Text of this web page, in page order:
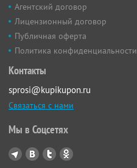
Агентский договор
Лицензионный договор
Публичная оферта
Политика конфиденциальности
Контакты
sprosi@kupikupon.ru
Связаться с нами
Мы в Соцсетях